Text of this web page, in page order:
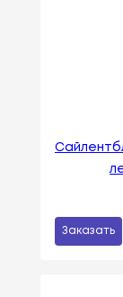
Заказать